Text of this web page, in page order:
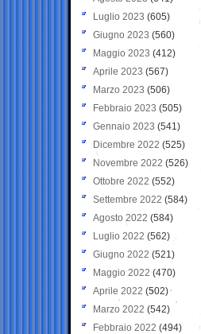
Luglio 2023 (605)
Giugno 2023 (560)
Maggio 2023 (412)
Aprile 2023 (567)
Marzo 2023 (506)
Febbraio 2023 (505)
Gennaio 2023 (541)
Dicembre 2022 (525)
Novembre 2022 (526)
Ottobre 2022 (552)
Settembre 2022 (584)
Agosto 2022 (584)
Luglio 2022 (562)
Giugno 2022 (521)
Maggio 2022 (470)
Aprile 2022 (502)
Marzo 2022 (542)
Febbraio 2022 (494)